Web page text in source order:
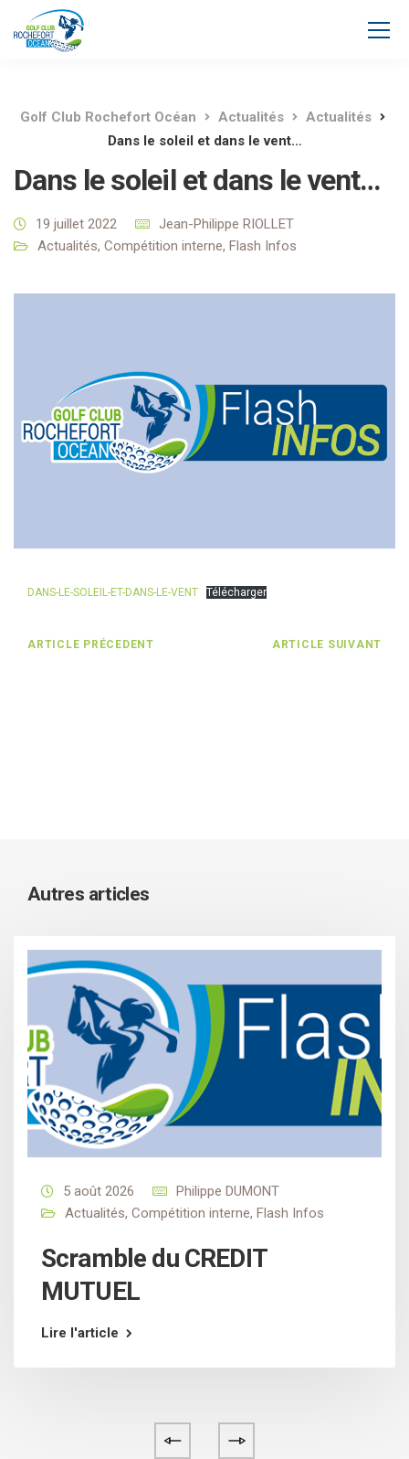
Golf Club Rochefort Océan Actualités
Actualités
Dans le soleil et dans le vent…
Dans le soleil et dans le vent…
19 juillet 2022
Jean-Philippe RIOLLET
Actualités, Compétition interne, Flash Infos
DANS-LE-SOLEIL-ET-DANS-LE-VENT Télécharger
ARTICLE PRÉCEDENT ARTICLE SUIVANT
Autres articles
5 août 2026
Philippe DUMONT
Actualités, Compétition interne, Flash Infos
Scramble du CREDIT
MUTUEL
Lire l'article